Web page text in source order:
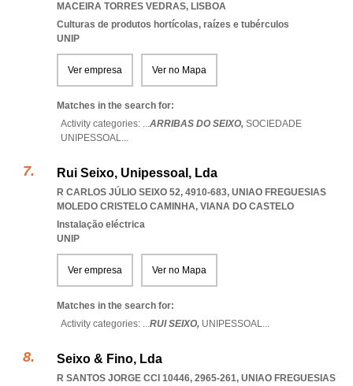
MACEIRA TORRES VEDRAS, LISBOA
Culturas de produtos hortícolas, raízes e tubérculos
UNIP
Ver empresa Ver no Mapa
Matches in the search for:
Activity categories: ...ARRIBAS DO SEIXO, SOCIEDADE
UNIPESSOAL...
Rui Seixo, Unipessoal, Lda
R CARLOS JÚLIO SEIXO 52, 4910-683, UNIAO FREGUESIAS
MOLEDO CRISTELO CAMINHA, VIANA DO CASTELO
Instalação eléctrica
UNIP
Ver empresa Ver no Mapa
Matches in the search for:
Activity categories: ...RUI SEIXO, UNIPESSOAL...
Seixo & Fino, Lda
R SANTOS JORGE CCI 10446, 2965-261, UNIAO FREGUESIAS